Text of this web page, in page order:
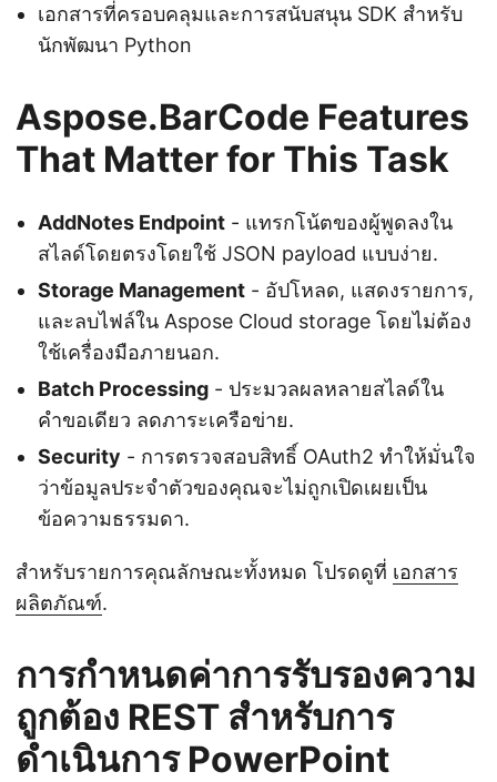
เอกสารที่ครอบคลุมและการสนับสนุน SDK สำหรับ
นักพัฒนา Python
Aspose.BarCode Features
That Matter for This Task
AddNotes Endpoint - แทรกโน้ตของผู้พูดลงใน
สไลด์โดยตรงโดยใช้ JSON payload แบบง่าย.
Storage Management - อัปโหลด, แสดงรายการ,
และลบไฟล์ใน Aspose Cloud storage โดยไม่ต้อง
ใช้เครื่องมือภายนอก.
Batch Processing - ประมวลผลหลายสไลด์ใน
คำขอเดียว ลดภาระเครือข่าย.
Security - การตรวจสอบสิทธิ์ OAuth2 ทำให้มั่นใจ
ว่าข้อมูลประจำตัวของคุณจะไม่ถูกเปิดเผยเป็น
ข้อความธรรมดา.
สำหรับรายการคุณลักษณะทั้งหมด โปรดดูที่ เอกสาร
ผลิตภัณฑ์.
การกำหนดค่าการรับรองความ
ถูกต้อง REST สำหรับการ
ดำเนินการ PowerPoint